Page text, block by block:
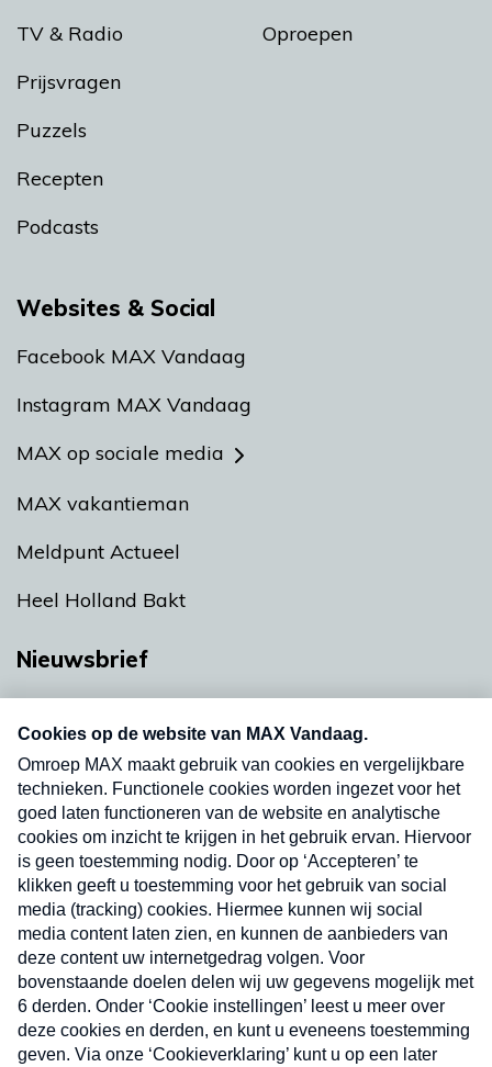
TV & Radio
Prijsvragen
Puzzels
Recepten
Podcasts
Oproepen
Websites & Social
Facebook MAX Vandaag
Instagram MAX Vandaag
MAX op sociale media
MAX vakantieman
Meldpunt Actueel
Heel Holland Bakt
Nieuwsbrief
nieuwsbrief. Elke vrijdag- en dinsdagochtend in
uw mailbox.
Verzend
Nieuwsbrief